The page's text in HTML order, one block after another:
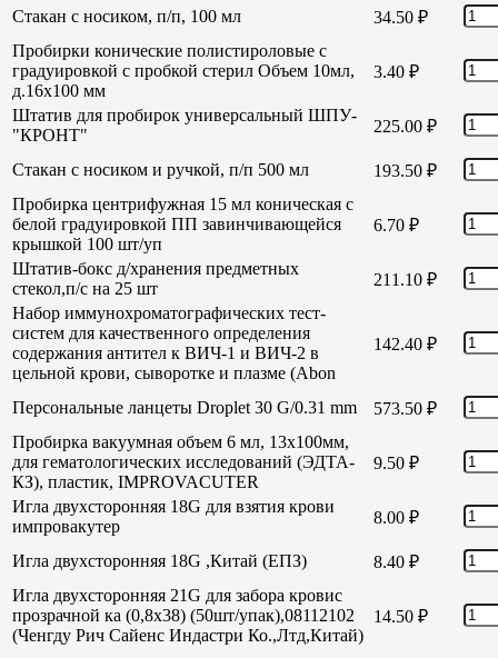
Стакан с носиком, п/п, 100 мл 34.50 ₽
Пробирки конические полистироловые с
градуировкой с пробкой стерил Объем 10мл,
д.16х100 мм
3.40 ₽
Штатив для пробирок универсальный ШПУ-
"КРОНТ"
225.00 ₽
Стакан с носиком и ручкой, п/п 500 мл 193.50 ₽
Пробирка центрифужная 15 мл коническая с
белой градуировкой ПП завинчивающейся
крышкой 100 шт/уп
6.70 ₽
Штатив-бокс д/хранения предметных
стекол,п/с на 25 шт
211.10 ₽
Набор иммунохроматографических тест-
систем для качественного определения
содержания антител к ВИЧ-1 и ВИЧ-2 в
цельной крови, сыворотке и плазме (Abon
142.40 ₽
Персональные ланцеты Droplet 30 G/0.31 mm 573.50 ₽
Пробирка вакуумная объем 6 мл, 13х100мм,
для гематологических исследований (ЭДТА-
КЗ), пластик, IMPROVACUTER
9.50 ₽
Игла двухсторонняя 18G для взятия крови
импровакутер
8.00 ₽
Игла двухсторонняя 18G ,Китай (ЕПЗ) 8.40 ₽
Игла двухсторонняя 21G для забора кровис
прозрачной ка (0,8х38) (50шт/упак),08112102
(Ченгду Рич Сайенс Индастри Ко.,Лтд,Китай)
14.50 ₽